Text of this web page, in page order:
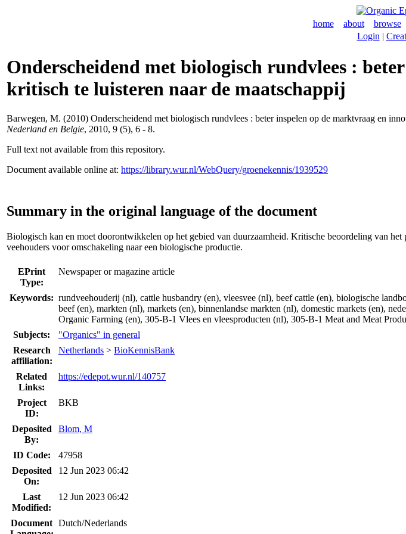
home about browse
Login |
Onderscheidend met biologisch rundvlees :
kritisch te luisteren naar de maatschappij
Barwegen, M. (2010) Onderscheidend met biologisch rundvlees : beter inspelen op de marktvraag en
Nederland en Belgie, 2010, 9 (5), 6 - 8.
Full text not available from this repository.
Document available online at: https://library.wur.nl/WebQuery/groenekennis/1939529
Summary in the original language of the document
Biologisch kan en moet doorontwikkelen op het gebied van duurzaamheid. Kritische beoordeling van
veehouders voor omschakeling naar een biologische productie.
EPrint
Type:
Newspaper or magazine article
Keywords: rundveehouderij (nl), cattle husbandry (en), vleesvee (nl), beef cattle (en), biologische
beef (en), markten (nl), markets (en), binnenlandse markten (nl), domestic markets (en),
Organic Farming (en), 305-B-1 Vlees en vleesproducten (nl), 305-B-1 Meat and Meat
Subjects:
"Organics" in general
Research
affiliation:
Netherlands > BioKennisBank
Related
Links:
https://edepot.wur.nl/140757
Project
ID:
BKB
Deposited
By:
Blom, M
ID Code:
47958
Deposited
On:
12 Jun 2023 06:42
Last
Modified:
12 Jun 2023 06:42
Document Dutch/Nederlands